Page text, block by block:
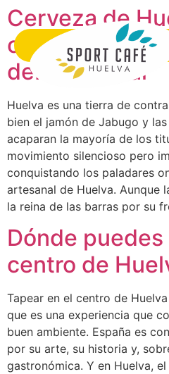
Cerveza de
opciones
debes probar
Huelva es una tierra de
bien el jamón de Jabugo y
acaparan la mayoría de los
movimiento silencioso pero
conquistando los paladares
artesanal de Huelva. Aunque
la reina de las barras por su
Dónde
centro de
Tapear en el centro de
que es una experiencia que
buen ambiente. España es
por su arte, su historia y,
gastronómica. Y en Huelva,